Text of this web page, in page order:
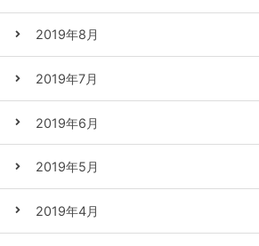
2019年8月
2019年7月
2019年6月
2019年5月
2019年4月